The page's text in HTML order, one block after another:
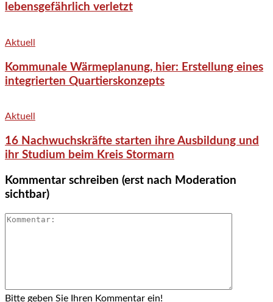
lebensgefährlich verletzt
Aktuell
Kommunale Wärmeplanung, hier: Erstellung eines
integrierten Quartierskonzepts
Aktuell
16 Nachwuchskräfte starten ihre Ausbildung und
ihr Studium beim Kreis Stormarn
Kommentar schreiben (erst nach Moderation
sichtbar)
Bitte geben Sie Ihren Kommentar ein!